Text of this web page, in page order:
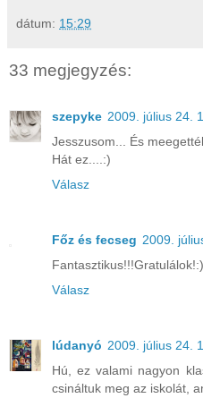
dátum: 15:29
33 megjegyzés:
szepyke 2009. július 24.
Jesszusom... És
Hát ez....:)
Válasz
Főz és fecseg 2009.
Fantasztikus!!!Gratulálok!:)
Válasz
lúdanyó 2009. július 24.
Hú, ez valami nagyon
csináltuk meg az iskolát,